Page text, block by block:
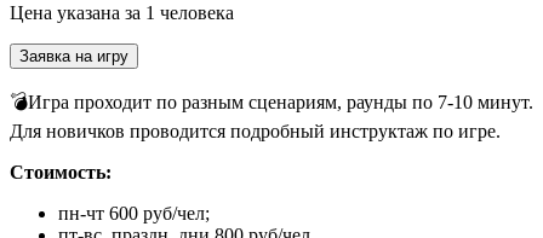
Цена указана за 1 человека
Заявка на игру
💣Игра проходит по разным сценариям, раунды по 7-10 минут.
Для новичков проводится подробный инструктаж по игре.
Стоимость:
пн-чт 600 руб/чел;